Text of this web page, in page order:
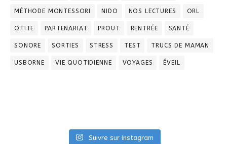
MÉTHODE MONTESSORI NIDO NOS LECTURES ORL
OTITE PARTENARIAT PROUT RENTRÉE SANTÉ
SONORE SORTIES STRESS TEST TRUCS DE MAMAN
USBORNE VIE QUOTIDIENNE VOYAGES ÉVEIL
Suivre sur Instagram